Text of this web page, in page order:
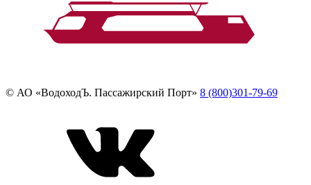
© АО «ВодоходЪ. Пассажирский Порт» 8 (800)301-79-69